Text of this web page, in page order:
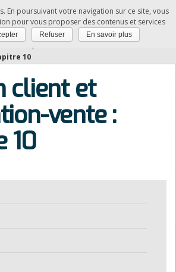
NDRC
Matières professionnelles»Relation client et
10
client et
vente :
10
En poursuivant votre navigation sur ce site, vous
pour vous proposer des contenus et services
Refuser En savoir plus